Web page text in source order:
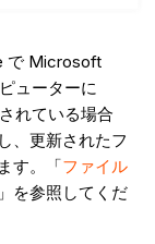
で Microsoft
ューターに
れている場合
、更新されたフ
す。「ファイル
を参照してくだ